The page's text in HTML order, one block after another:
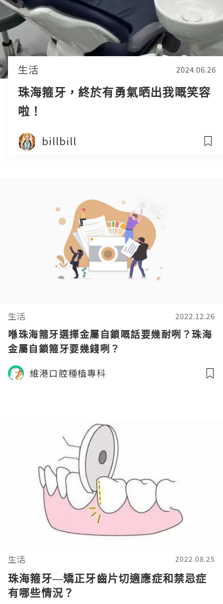
生活 2024.06.26
珠海箍牙，終於有勇氣晒出我嘅笑容
啦！
billbill
生活 2022.12.26
喺珠海箍牙選擇金屬自鎖嘅話要幾耐咧？珠海
金屬自鎖箍牙要幾錢咧？
維港口腔種植專科
生活 2022.08.25
珠海箍牙—矯正牙齒片切適應症和禁忌症
有哪些情況？